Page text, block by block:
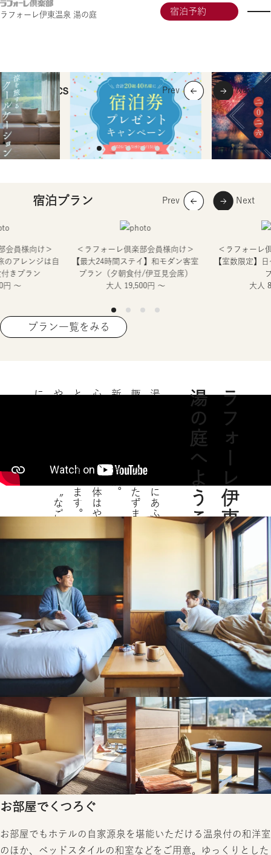
ラフォーレ伊東温泉 湯の庭 宿泊予約
ラフォーレ伊東温泉
湯の庭
会員価格で
Topics
宿泊プラン
会員様向け＞
アレンジは自
きプラン
円 ～
＜ラフォーレ倶楽部会員様向け＞
【最大24時間ステイ】和モダン客室
プラン（夕朝食付/伊豆見会席）
大人 19,500円 ～
＜ラフォーレ
【室数限定】
大人
プラン一覧をみる
ラフォーレ伊東温泉
湯の庭へようこそ
湯の愉しみと温もりにあふれる宿。
趣深い和モダンのたたずまい、
新鮮な海の幸と地酒。
心はふくよかに、身体はやわらかに
ときほぐされてゆきます。
やさしく満ち足りた〝なごみ時間〟
お部屋でくつろぐ
お部屋でもホテルの自家源泉を堪能いただける温泉付の和洋室
のほか、ベッドスタイルの和室などをご用意。ゆっくりとした